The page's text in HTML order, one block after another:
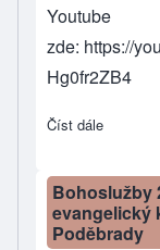
Youtube
zde: https://
Hg0fr2ZB4
Číst dále about
Bohoslužby
evangelický
Poděbrady